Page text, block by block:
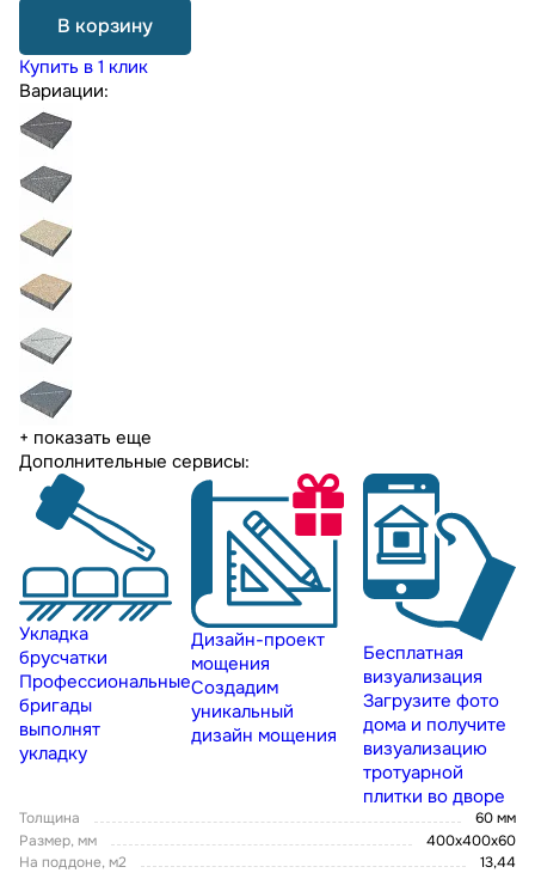
В корзину
Купить в 1 клик
Вариации:
+ показать еще
Дополнительные сервисы:
Укладка
брусчатки
Профессиональные
бригады
выполнят
укладку
Дизайн-проект
мощения
Создадим
уникальный
дизайн мощения
Бесплатная
визуализация
Загрузите фото
дома и получите
визуализацию
тротуарной
плитки во дворе
Толщина
60 мм
Размер, мм
400х400х60
На поддоне, м2
13,44